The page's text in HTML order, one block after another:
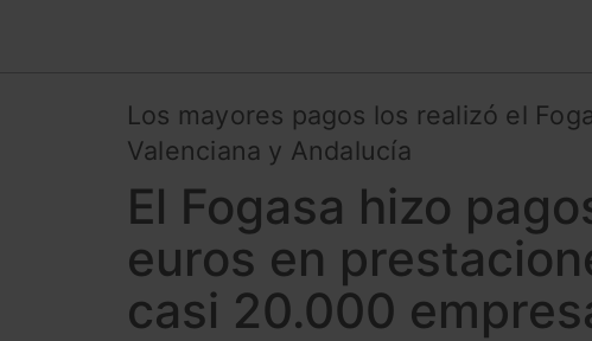
Los mayores pagos los realizó el
Valenciana y Andalucía
El Fogasa hizo
euros en
casi 20.000